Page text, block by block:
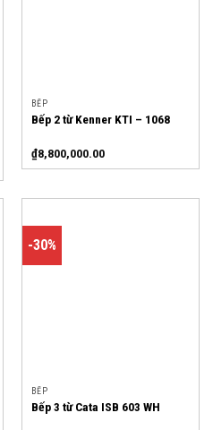
BẾP
Bếp 2 từ Kenner KTI – 1068
₫8,800,000.00
-30%
BẾP
Bếp 3 từ Cata ISB 603 WH